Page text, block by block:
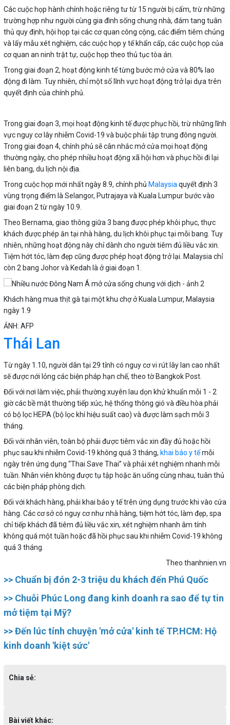
Các cuộc họp hành chính hoặc riêng tư từ 15 người bị cấm, trừ những
trường hợp như người cùng gia đình sống chung nhà, đám tang tuân
thủ quy định, hội họp tại các cơ quan công cộng, các điểm tiêm chủng
và lấy mẫu xét nghiệm, các cuộc họp y tế khẩn cấp, các cuộc họp của
cơ quan an ninh trật tự, cuộc họp theo thủ tục tòa án.
Trong giai đoạn 2, hoạt động kinh tế từng bước mở cửa và 80% lao
động đi làm. Tuy nhiên, chỉ một số lĩnh vực hoạt động trở lại dựa trên
quyết định của chính phủ.
Trong giai đoạn 3, mọi hoạt động kinh tế được phục hồi, trừ những lĩnh
vực nguy cơ lây nhiễm Covid-19 và buộc phải tập trung đông người.
Trong giai đoạn 4, chính phủ sẽ cân nhắc mở cửa mọi hoạt động
thường ngày, cho phép nhiều hoạt động xã hội hơn và phục hồi đi lại
liên bang, du lịch nội địa.
Trong cuộc họp mới nhất ngày 8.9, chính phủ Malaysia quyết định 3
vùng trọng điểm là Selangor, Putrajaya và Kuala Lumpur bước vào
giai đoạn 2 từ ngày 10.9.
Theo Bernama, giao thông giữa 3 bang được phép khôi phục, thực
khách được phép ăn tại nhà hàng, du lịch khôi phục tại mỗi bang. Tuy
nhiên, những hoạt động này chỉ dành cho người tiêm đủ liều vắc xin.
Tiệm hớt tóc, làm đẹp cũng được phép hoạt động trở lại. Malaysia chỉ
còn 2 bang Johor và Kedah là ở giai đoạn 1.
Khách hàng mua thịt gà tại một khu chợ ở Kuala Lumpur, Malaysia
ngày 1.9
ẢNH: AFP
Thái Lan
Từ ngày 1.10, người dân tại 29 tỉnh có nguy cơ vi rút lây lan cao nhất
sẽ được nới lỏng các biện pháp hạn chế, theo tờ Bangkok Post.
Đối với nơi làm việc, phải thường xuyên lau dọn khử khuẩn mỗi 1 - 2
giờ các bề mặt thường tiếp xúc, hệ thống thông gió và điều hòa phải
có bộ lọc HEPA (bộ lọc khí hiệu suất cao) và được làm sạch mỗi 3
tháng.
Đối với nhân viên, toàn bộ phải được tiêm vắc xin đầy đủ hoặc hồi
phục sau khi nhiễm Covid-19 không quá 3 tháng, khai báo y tếmỗi
ngày trên ứng dụng “Thai Save Thai” và phải xét nghiệm nhanh mỗi
tuần. Nhân viên không được tụ tập hoặc ăn uống cùng nhau, tuân thủ
các biện pháp phòng dịch.
Đối với khách hàng, phải khai báo y tế trên ứng dụng trước khi vào cửa
hàng. Các cơ sở có nguy cơ như nhà hàng, tiệm hớt tóc, làm đẹp, spa
chỉ tiếp khách đã tiêm đủ liều vắc xin, xét nghiệm nhanh âm tính
không quá một tuần hoặc đã hồi phục sau khi nhiễm Covid-19 không
quá 3 tháng.
Theo thanhnien.vn
>> Chuẩn bị đón 2-3 triệu du khách đến Phú Quốc
>> Chuỗi Phúc Long đang kinh doanh ra sao để tự tin
mở tiệm tại Mỹ?
>> Đến lúc tính chuyện 'mở cửa' kinh tế TP.HCM: Hộ
kinh doanh 'kiệt sức'
Chia sẻ:
Bài viết khác: